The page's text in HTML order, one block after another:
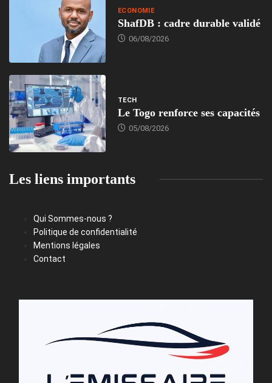
ECONOMIE
ShafDB : cadre durable validé
06/08/2026
TECH
Le Togo renforce ses capacités
05/08/2026
Les liens importants
Qui Sommes-nous ?
Politique de confidentialité
Mentions légales
Contact